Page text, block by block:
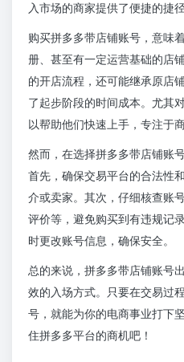
入市场的商家提供了便捷的捷径
购买拼多多带店铺账号，意味
册、甚至有一定运营基础的店
的开店流程，还可能继承原店
了起步阶段的时间成本。尤其
以帮助他们快速上手，专注于
然而，在选择拼多多带店铺账
首先，确保交易平台的合法性
介或卖家。其次，仔细核查账
评价等，避免购买到有违规记
时更改账号信息，确保安全。
总的来说，拼多多带店铺账号
效的入场方式。只要在交易过
号，就能为你的电商事业打下
住拼多多平台的商机吧！